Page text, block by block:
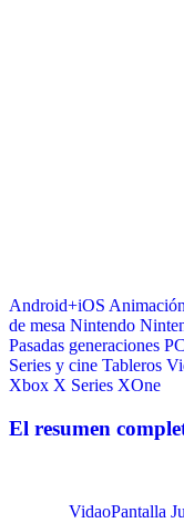
Android+iOS
de mesa Nintendo
Pasadas generaciones PC
Series y cine Tableros
Xbox X Series XOne
El resumen
VidaoPantalla